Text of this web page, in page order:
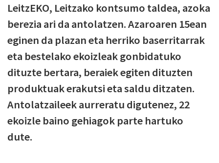
LeitzEKO, Leitzako kontsumo taldea, azoka
berezia ari da antolatzen. Azaroaren 15ean
eginen da plazan eta herriko baserritarrak
eta bestelako ekoizleak gonbidatuko
dituzte bertara, beraiek egiten dituzten
produktuak erakutsi eta saldu ditzaten.
Antolatzaileek aurreratu digutenez, 22
ekoizle baino gehiagok parte hartuko
dute.